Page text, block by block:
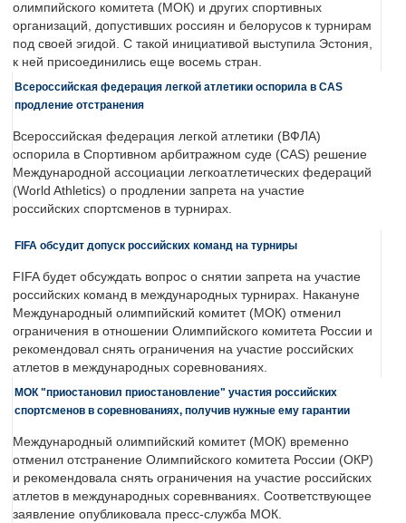
олимпийского комитета (МОК) и других спортивных
организаций, допустивших россиян и белорусов к турнирам
под своей эгидой. С такой инициативой выступила Эстония,
к ней присоединились еще восемь стран.
Всероссийская федерация легкой атлетики оспорила в CAS
продление отстранения
Всероссийская федерация легкой атлетики (ВФЛА)
оспорила в Спортивном арбитражном суде (CAS) решение
Международной ассоциации легкоатлетических федераций
(World Athletics) о продлении запрета на участие
российских спортсменов в турнирах.
FIFA обсудит допуск российских команд на турниры
FIFA будет обсуждать вопрос о снятии запрета на участие
российских команд в международных турнирах. Накануне
Международный олимпийский комитет (МОК) отменил
ограничения в отношении Олимпийского комитета России и
рекомендовал снять ограничения на участие российских
атлетов в международных соревнованиях.
МОК "приостановил приостановление" участия российских
спортсменов в соревнованиях, получив нужные ему гарантии
Международный олимпийский комитет (МОК) временно
отменил отстранение Олимпийского комитета России (ОКР)
и рекомендовала снять ограничения на участие российских
атлетов в международных соревнваниях. Соответствующее
заявление опубликовала пресс-служба МОК.